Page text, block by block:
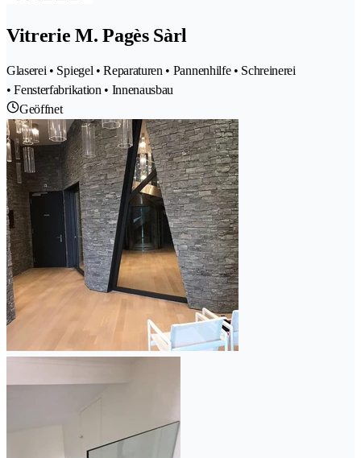
Vitrerie M. Pagès Sàrl
Glaserei • Spiegel • Reparaturen • Pannenhilfe • Schreinerei
• Fensterfabrikation • Innenausbau
Geöffnet